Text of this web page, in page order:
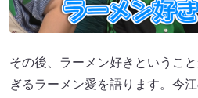
その後、ラーメン好きというこ
ぎるラーメン愛を語ります。今